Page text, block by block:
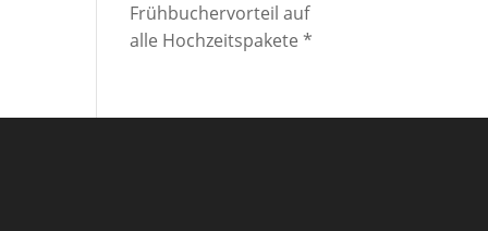
Frühbuchervorteil auf
alle Hochzeitspakete *